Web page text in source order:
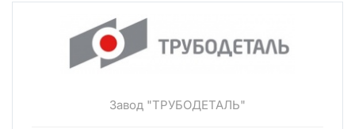
Завод "ТРУБОДЕТАЛЬ"